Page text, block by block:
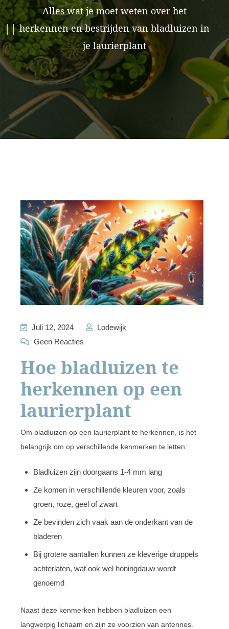
Alles wat je moet weten over het
herkennen en bestrijden van bladluizen in
je laurierplant
Juli 12, 2024
Lodewijk
Geen Reacties
Hoe bladluizen te
herkennen op een
laurierplant
Om bladluizen op een laurierplant te herkennen, is het
belangrijk om op verschillende kenmerken te letten:
Bladluizen zijn doorgaans 1-4 mm lang
Ze komen in verschillende kleuren voor, zoals
groen, roze, geel of zwart
Ze bevinden zich vaak aan de onderkant van de
bladeren
Bij grotere aantallen kunnen ze kleverige druppels
achterlaten, wat ook wel honingdauw wordt
genoemd
Naast deze kenmerken hebben bladluizen een
langwerpig lichaam en zijn ze voorzien van antennes.